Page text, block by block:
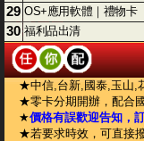
29 OS+應用軟體｜禮物卡
30 福利品出清
★中信,台新,國泰,玉山,
★零卡分期開辦，配合
★價格有誤歡迎告知，
★若要求時效，可直接